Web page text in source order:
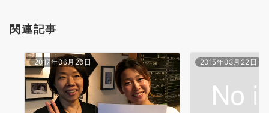
関連記事
2017年06月20日 2015年03月22日